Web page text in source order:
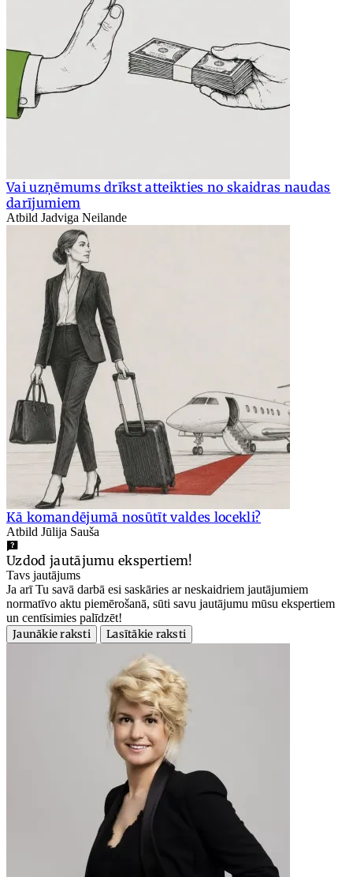
Vai uzņēmums drīkst atteikties no skaidras naudas
darījumiem
Atbild Jadviga Neilande
Kā komandējumā nosūtīt valdes locekli?
Atbild Jūlija Sauša
Uzdod jautājumu ekspertiem!
Tavs jautājums
Ja arī Tu savā darbā esi saskāries ar neskaidriem jautājumiem
normatīvo aktu piemērošanā, sūti savu jautājumu mūsu ekspertiem
un centīsimies palīdzēt!
Jaunākie raksti
Lasītākie raksti